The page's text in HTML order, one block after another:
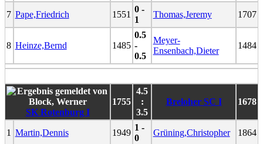
7 Pape,Friedrich 1551
0 -
1
Thomas,Jeremy 1707
8 Heinze,Bernd 1485
0.5
-
0.5
Meyer-
Ensenbach,Dieter
1484
SK Rotenburg I
1755
4.5
:
3.5
Breloher SC I 1678
1 Martin,Dennis 1949
1 -
0
Grüning,Christopher 1864